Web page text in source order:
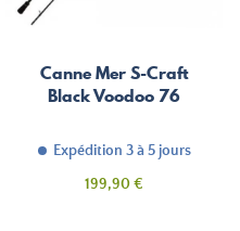
Canne Mer S-Craft
Black Voodoo 76
Expédition 3 à 5 jours
Prix
199,90 €